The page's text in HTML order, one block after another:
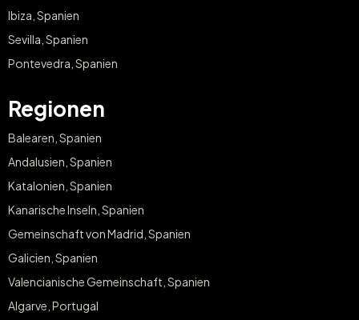
Ibiza, Spanien
Sevilla, Spanien
Pontevedra, Spanien
Regionen
Balearen, Spanien
Andalusien, Spanien
Katalonien, Spanien
Kanarische Inseln, Spanien
Gemeinschaft von Madrid, Spanien
Galicien, Spanien
Valencianische Gemeinschaft, Spanien
Algarve, Portugal